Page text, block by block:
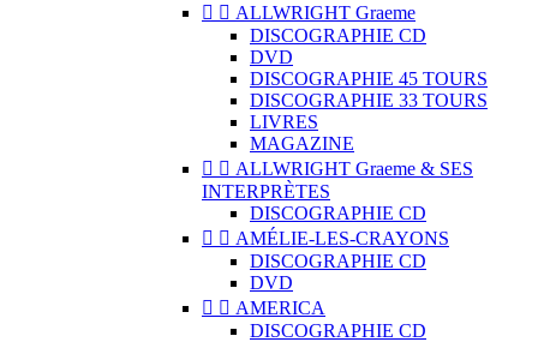
  ALLWRIGHT Graeme
DISCOGRAPHIE CD
DVD
DISCOGRAPHIE 45 TOURS
DISCOGRAPHIE 33 TOURS
LIVRES
MAGAZINE
  ALLWRIGHT Graeme & SES
INTERPRÈTES
DISCOGRAPHIE CD
  AMÉLIE-LES-CRAYONS
DISCOGRAPHIE CD
DVD
  AMERICA
DISCOGRAPHIE CD